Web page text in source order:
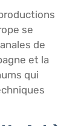
se
de
et la
qui